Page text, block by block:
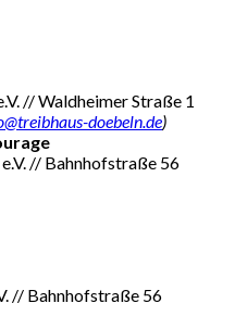
// Waldheimer Straße 1
doebeln.de)
// Bahnhofstraße 56
// Bahnhofstraße 56